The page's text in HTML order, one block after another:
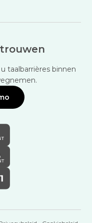
taalbarrières binnen